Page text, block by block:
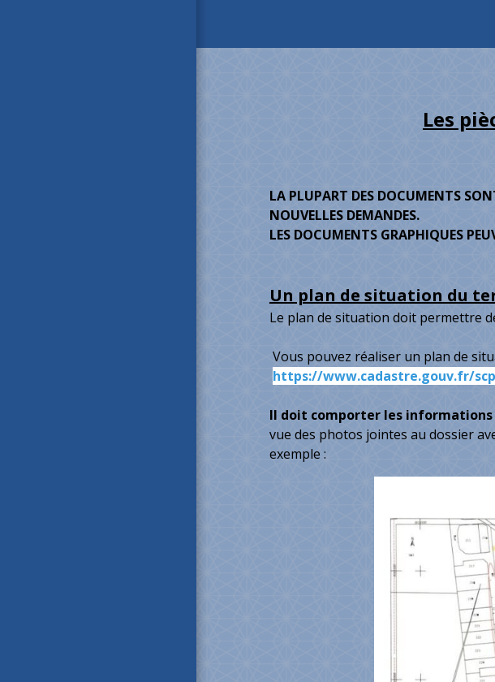
Les
LA PLUPART DES DOCUMENTS
NOUVELLES DEMANDES.
LES DOCUMENTS GRAPHIQUES
Un plan de situation du
Le plan de situation doit permettre
Vous pouvez réaliser un plan de
https://www.cadastre.gouv.fr/
Il doit comporter les
vue des photos jointes au dossier
exemple :